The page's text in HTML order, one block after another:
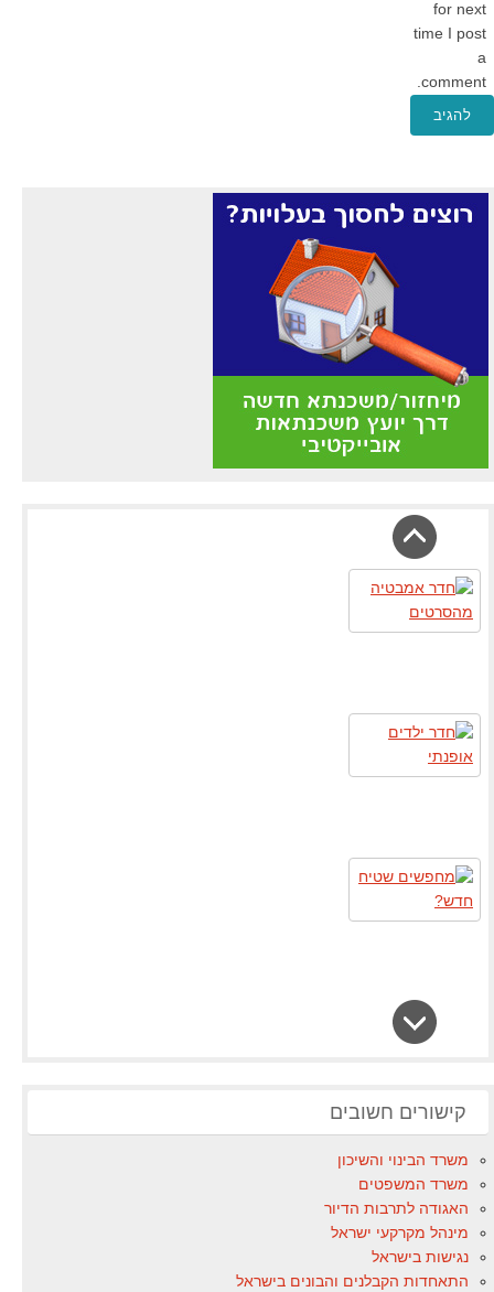
for next
time I post
a
comment.
קישורים חשובים
משרד הבינוי והשיכון
משרד המשפטים
האגודה לתרבות הדיור
מינהל מקרקעי ישראל
נגישות בישראל
התאחדות הקבלנים והבונים בישראל